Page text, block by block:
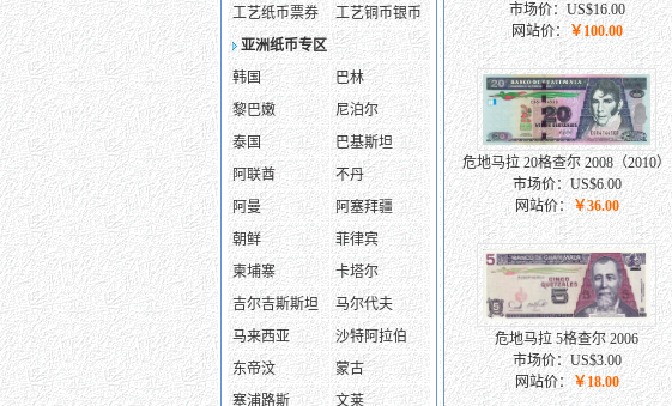
工艺纸币票券
工艺铜币银币
亚洲纸币专区
韩国
巴林
黎巴嫩
尼泊尔
泰国
巴基斯坦
阿联酋
不丹
阿曼
阿塞拜疆
朝鲜
菲律宾
柬埔寨
卡塔尔
吉尔吉斯斯坦
马尔代夫
马来西亚
沙特阿拉伯
东帝汶
蒙古
塞浦路斯
文莱
市场价：US$16.00
网站价：￥100.00
危地马拉 20格查尔 2008（2010）
市场价：US$6.00
网站价：￥36.00
危地马拉 5格查尔 2006
市场价：US$3.00
网站价：￥18.00